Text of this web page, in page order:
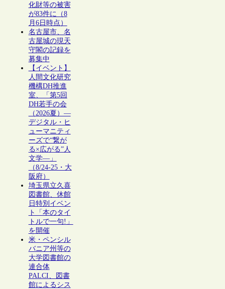
化財等の被害
が83件に（8
月6日時点）
名古屋市、名
古屋城の現天
守閣の記録を
募集中
【イベント】
人間文化研究
機構DH推進
室、「第5回
DH若手の会
（2026夏）―
デジタル・ヒ
ューマニティ
ーズで“繋が
る×広がる”人
文学―」
（8/24-25・大
阪府）
埼玉県立久喜
図書館、休館
日特別イベン
ト「本のタイ
トルで一句!」
を開催
米・ペンシル
バニア州等の
大学図書館の
連合体
PALCI、図書
館によるシス